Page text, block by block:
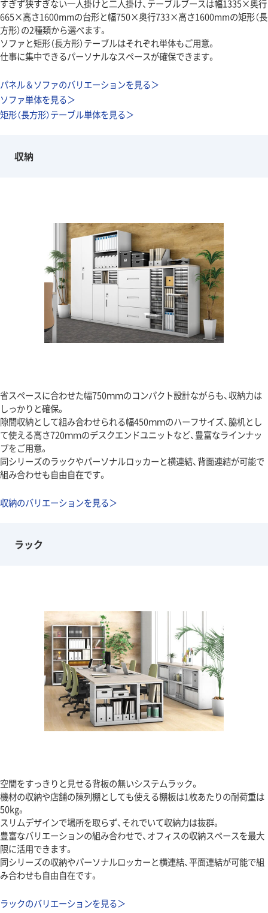
すぎず狭すぎない一人掛けと二人掛け、テーブルブースは幅1335×奥行
665×高さ1600mmの台形と幅750×奥行733×高さ1600mmの矩形（長
方形）の2種類から選べます。
ソファと矩形（長方形）テーブルはそれぞれ単体もご用意。
仕事に集中できるパーソナルなスペースが確保できます。
パネル＆ソファのバリエーションを見る＞
ソファ単体を見る＞
矩形（長方形）テーブル単体を見る＞
収納
省スペースに合わせた幅750ｍｍのコンパクト設計ながらも、収納力は
しっかりと確保。
隙間収納として組み合わせられる幅450ｍｍのハーフサイズ、脇机とし
て使える高さ720ｍｍのデスクエンドユニットなど、豊富なラインナッ
プをご用意。
同シリーズのラックやパーソナルロッカーと横連結、背面連結が可能で
組み合わせも自由自在です。
収納のバリエーションを見る＞
ラック
空間をすっきりと見せる背板の無いシステムラック。
機材の収納や店舗の陳列棚としても使える棚板は1枚あたりの耐荷重は
50kg。
スリムデザインで場所を取らず、それでいて収納力は抜群。
豊富なバリエーションの組み合わせで、オフィスの収納スペースを最大
限に活用できます。
同シリーズの収納やパーソナルロッカーと横連結、平面連結が可能で組
み合わせも自由自在です。
ラックのバリエーションを見る＞